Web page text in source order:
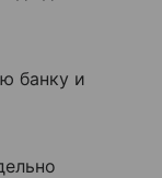
банку и